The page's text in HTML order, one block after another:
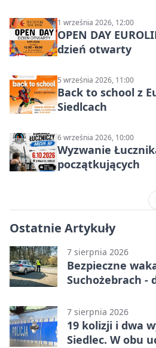
1 września 2026, 12:00
OPEN DAY
dzień otwarty
5 września 2026, 11:00
Back to school z
Siedlcach
6 września 2026, 10:00
Wyzwanie
początkujących
Ostatnie Artykuły
7 sierpnia 2026
Bezpieczne
Suchożebrach -
7 sierpnia 2026
19 kolizji i dwa
Siedlec. W obu